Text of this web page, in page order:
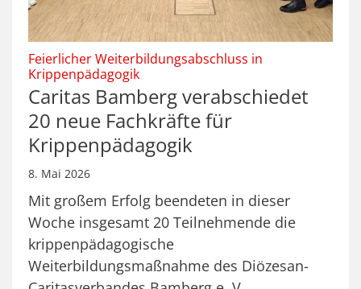
Feierlicher Weiterbildungsabschluss in
Krippenpädagogik:
Caritas Bamberg verabschiedet
20 neue Fachkräfte für
Krippenpädagogik
8. Mai 2026
Mit großem Erfolg beendeten in dieser
Woche insgesamt 20 Teilnehmende die
krippenpädagogische
Weiterbildungsmaßnahme des Diözesan-